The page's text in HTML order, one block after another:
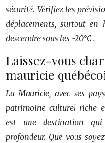
sécurité. Vérifiez les
déplacements, surtout
descendre sous les -20°C .
Laissez-vous
mauricie
La Mauricie, avec ses
patrimoine culturel riche
est une destination qui
profondeur. Que vous